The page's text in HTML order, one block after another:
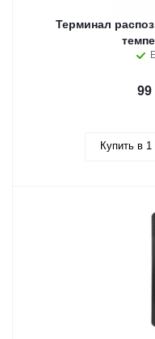
Терминал
99
Купить в 1